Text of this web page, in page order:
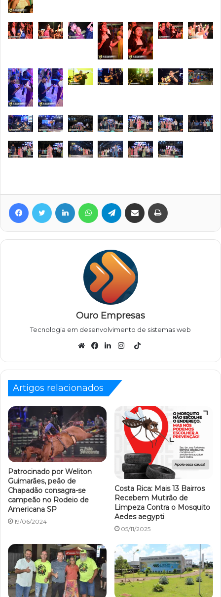
FacebookTwitter Linkedin WhatsAppTelegramCompartilhar via e-mail
Ouro Empresas
Tecnologia em desenvolvimento de sistemas web
TikTok
Artigos relacionados
Patrocinado por Weliton
Guimarães, peão de
Chapadão consagra-se
campeão no Rodeio de
Americana SP
19/06/2024
Costa Rica: Mais 13 Bairros
Recebem Mutirão de
Limpeza Contra o Mosquito
Aedes aegypti
05/11/2025